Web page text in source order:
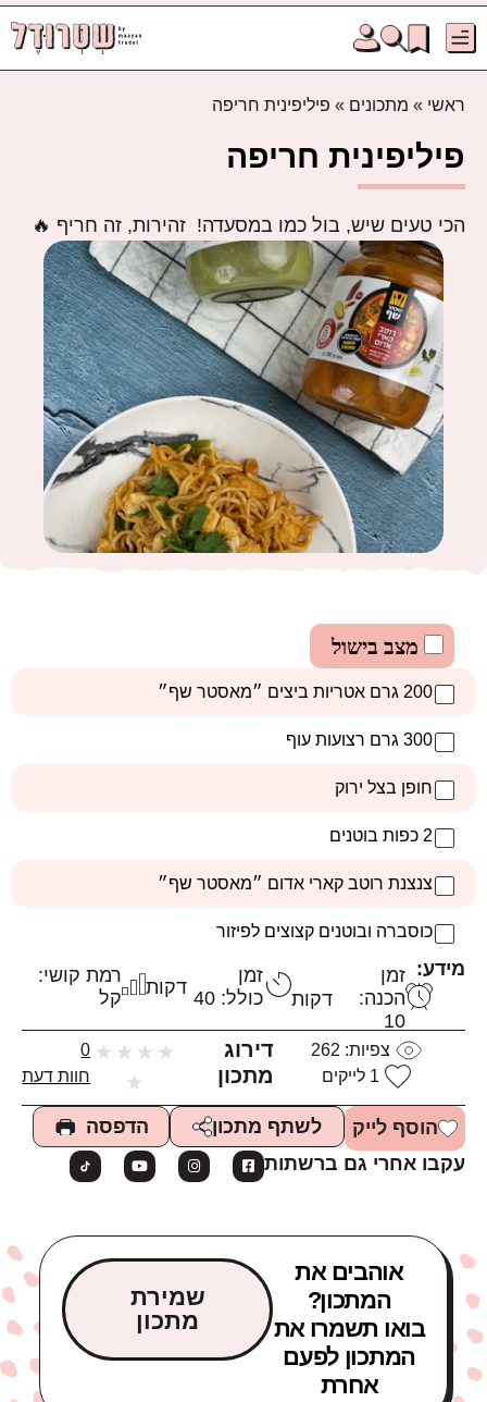
ראשי » מתכונים » פיליפינית חריפה
פיליפינית חריפה
הכי טעים שיש, בול כמו במסעדה! זהירות, זה חריף 🔥
מצב בישול
200 גרם אטריות ביצים ״מאסטר שף״
300 גרם רצועות עוף
חופן בצל ירוק
2 כפות בוטנים
צנצנת רוטב קארי אדום ״מאסטר שף״
כוסברה ובוטנים קצוצים לפיזור
מידע: זמן
הכנה:
10
דקות
זמן
כולל: 40
דקות
רמת קושי:
קל
צפיות: 262
1 לייקים
דירוג
מתכון
★
★
★
★
★
0
חוות דעת
הוסף לייק לשתף מתכון
הדפסה
עקבו אחרי גם ברשתות
אוהבים את
המתכון?
בואו תשמרו את
המתכון לפעם
אחרת
שמירת
מתכון